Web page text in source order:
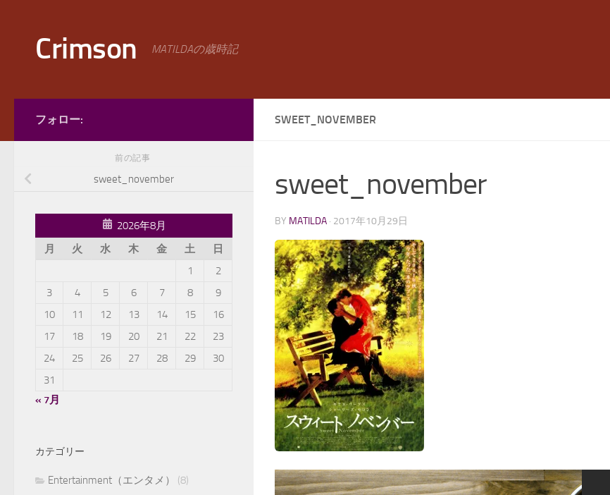
Crimson MATILDAの歳時記
SWEET_NOVEMBER
sweet_november
BY MATILDA · 2017年10月29日
フォロー:
前の記事
sweet_november
2026年8月
月
火 水 木 金 土
日
1
2
3
4 5 6 7 8
9
10
11 12 13 14 15
16
17
18 19 20 21 22
23
24
25 26 27 28 29
30
31
« 7月
カテゴリー
Entertainment（エンタメ） (8)